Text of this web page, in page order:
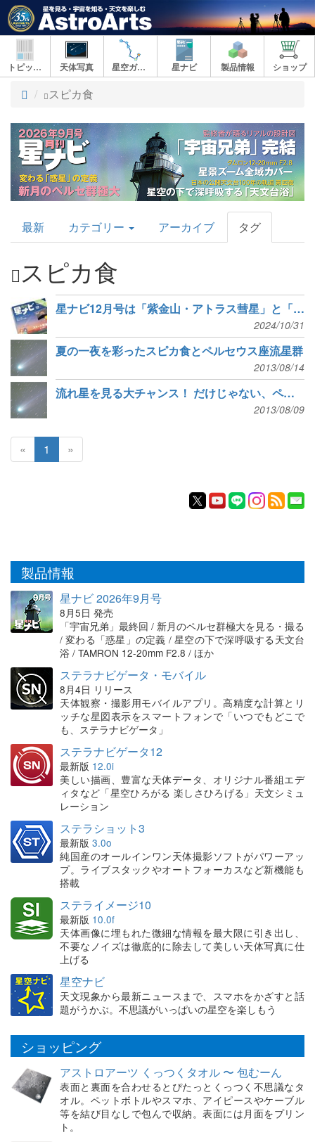
トピックス 天体写真 星空ガイド 星ナビ 製品情報 ショップ
ト
プ
スピカ食
AstroArts
Topics
最新 カテゴリー アーカイブ タグ
スピカ食
星ナビ12月号は「紫金山・アトラス彗星」と「スマート望遠鏡最新機種」
2024/10/31
夏の一夜を彩ったスピカ食とペルセウス座流星群
2013/08/14
流れ星を見る大チャンス！ だけじゃない、ペルセの夜の楽しみかた
2013/08/09
« 1 »
製品情報
星ナビ 2026年9月号
8月5日 発売
「宇宙兄弟」最終回 / 新月のペルセ群極大を見る・撮る
/ 変わる「惑星」の定義 / 星空の下で深呼吸する天文台
浴 / TAMRON 12-20mm F2.8 / ほか
ステラナビゲータ・モバイル
8月4日 リリース
天体観察・撮影用モバイルアプリ。高精度な計算とリ
ッチな星図表示をスマートフォンで「いつでもどこで
も、ステラナビゲータ」
ステラナビゲータ12
最新版 12.0i
美しい描画、豊富な天体データ、オリジナル番組エデ
ィタなど「星空ひろがる 楽しさひろげる」天文シミュ
レーション
ステラショット3
最新版 3.0o
純国産のオールインワン天体撮影ソフトがパワーアッ
プ。ライブスタックやオートフォーカスなど新機能も
搭載
ステライメージ10
最新版 10.0f
天体画像に埋もれた微細な情報を最大限に引き出し、
不要なノイズは徹底的に除去して美しい天体写真に仕
上げる
星空ナビ
天文現象から最新ニュースまで、スマホをかざすと話
題がうかぶ。不思議がいっぱいの星空を楽しもう
ショッピング
アストロアーツ くっつくタオル 〜 包むーん
表面と裏面を合わせるとぴたっとくっつく不思議なタ
オル。ペットボトルやスマホ、アイピースやケーブル
等を結び目なしで包んで収納。表面には月面をプリン
ト。